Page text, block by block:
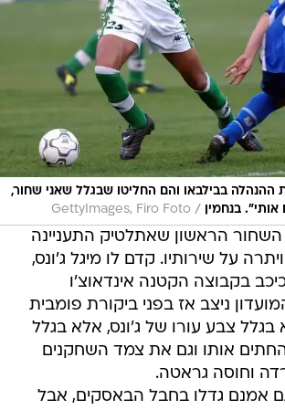
ההנהלה בבילבאו והם החליטו שבגלל שאני שחור,
בנחמין
/
GettyImages, Firo Foto
השחור הראשון שאתלטיק התעניינה
על שירותיו. קדם לו מיגל ג'ונס,
בקבוצה הקטנה אינדאוצ'ו
ה-50. המועדון ניצב אז בפני ביקורת פומבית
צבע עורו של ג'ונס, אלא בגלל
אותו וגם את צמד השחקנים
וחוסה גראטה.
אמנם גדלו בחבל הבאסקים, אבל